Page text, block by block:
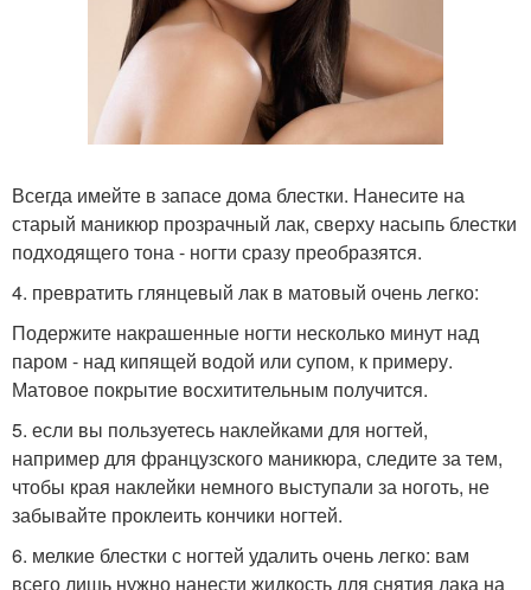
Всегда имейте в запасе дома блестки. Нанесите на
старый маникюр прозрачный лак, сверху насыпь блестки
подходящего тона - ногти сразу преобразятся.
4. превратить глянцевый лак в матовый очень легко:
Подержите накрашенные ногти несколько минут над
паром - над кипящей водой или супом, к примеру.
Матовое покрытие восхитительным получится.
5. если вы пользуетесь наклейками для ногтей,
например для французского маникюра, следите за тем,
чтобы края наклейки немного выступали за ноготь, не
забывайте проклеить кончики ногтей.
6. мелкие блестки с ногтей удалить очень легко: вам
всего лишь нужно нанести жидкость для снятия лака на